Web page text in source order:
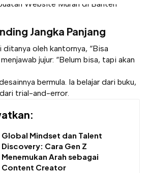
Jangka Panjang
oleh kantornya, “Bisa
jujur: “Belum bisa, tapi akan
bermula. Ia belajar dari buku,
trial-and-error.
Global Mindset dan Talent
Discovery: Cara Gen Z
Menemukan Arah sebagai
Content Creator